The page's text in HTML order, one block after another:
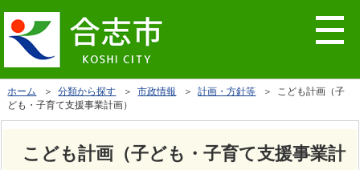
ホーム ＞分類から探す ＞市政情報 ＞計画・方針等 ＞ こども計画（子
ども・子育て支援事業計画）
こども計画（子ども・子育て支援事業計